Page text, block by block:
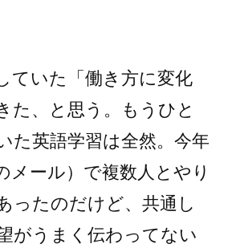
ていた「働き方に変化
た、と思う。もうひと
た英語学習は全然。今年
メール）で複数人とやり
ったのだけど、共通し
がうまく伝わってない